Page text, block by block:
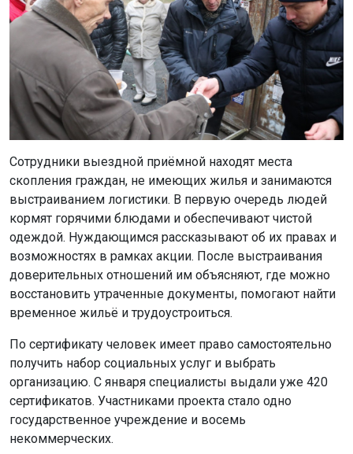
Сотрудники выездной приёмной находят места
скопления граждан, не имеющих жилья и занимаются
выстраиванием логистики. В первую очередь людей
кормят горячими блюдами и обеспечивают чистой
одеждой. Нуждающимся рассказывают об их правах и
возможностях в рамках акции. После выстраивания
доверительных отношений им объясняют, где можно
восстановить утраченные документы, помогают найти
временное жильё и трудоустроиться.
По сертификату человек имеет право самостоятельно
получить набор социальных услуг и выбрать
организацию. С января специалисты выдали уже 420
сертификатов. Участниками проекта стало одно
государственное учреждение и восемь
некоммерческих.